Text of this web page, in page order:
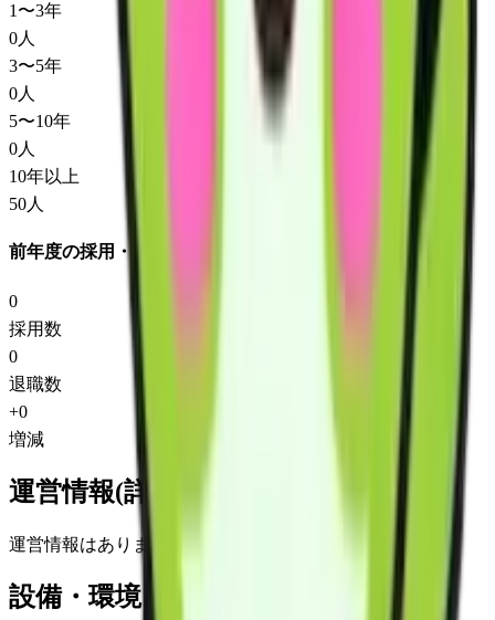
1〜3年
0人
3〜5年
0人
5〜10年
0人
10年以上
50人
前年度の採用・退職
0
採用数
0
退職数
+0
増減
運営情報(詳細)
運営情報はありません
設備・環境